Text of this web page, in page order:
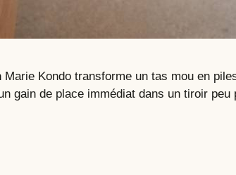
Kondo transforme un tas mou en
gain de place immédiat dans un tiroir